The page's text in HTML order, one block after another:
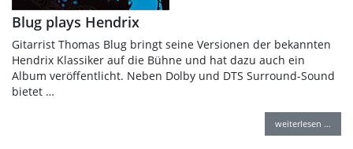
Blug plays Hendrix
Gitarrist Thomas Blug bringt seine Versionen der bekannten
Hendrix Klassiker auf die Bühne und hat dazu auch ein
Album veröffentlicht. Neben Dolby und DTS Surround-Sound
bietet …
weiterlesen …